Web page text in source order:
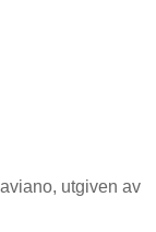
utgiven av